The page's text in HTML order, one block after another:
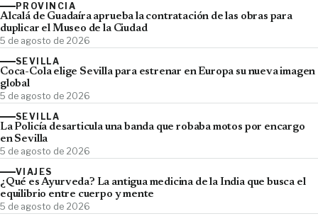
PROVINCIA
Alcalá de Guadaíra aprueba la contratación de las obras para
duplicar el Museo de la Ciudad
5 de agosto de 2026
SEVILLA
Coca-Cola elige Sevilla para estrenar en Europa su nueva imagen
global
5 de agosto de 2026
SEVILLA
La Policía desarticula una banda que robaba motos por encargo
en Sevilla
5 de agosto de 2026
VIAJES
¿Qué es Ayurveda? La antigua medicina de la India que busca el
equilibrio entre cuerpo y mente
5 de agosto de 2026